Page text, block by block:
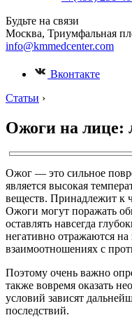
Будьте на связи
Москва, Триумфальная
info@kmmedcenter.com
Вконтакте
Статьи ›
Ожоги на лице:
Ожог — это сильное
является высокая
веществ. Принадлежит к
Ожоги могут поражать
оставлять навсегда
негативно отражаются
взаимоотношениях с
Поэтому очень важно
также вовремя оказать
условий зависят
последствий.